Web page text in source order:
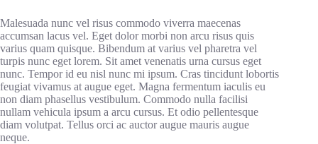
Malesuada nunc vel risus commodo viverra maecenas
accumsan lacus vel. Eget dolor morbi non arcu risus quis
varius quam quisque. Bibendum at varius vel pharetra vel
turpis nunc eget lorem. Sit amet venenatis urna cursus eget
nunc. Tempor id eu nisl nunc mi ipsum. Cras tincidunt lobortis
feugiat vivamus at augue eget. Magna fermentum iaculis eu
non diam phasellus vestibulum. Commodo nulla facilisi
nullam vehicula ipsum a arcu cursus. Et odio pellentesque
diam volutpat. Tellus orci ac auctor augue mauris augue
neque.